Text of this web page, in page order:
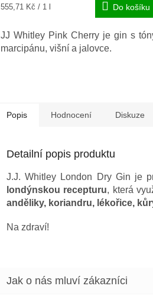
Měrná
555,71 Kč / 1 l Do košíku
JJ Whitley Pink Cherry je gin s
marcipánu, višní a jalovce.
Popis Hodnocení Diskuze
Detailní popis produktu
J.J. Whitley London Dry Gin je
londýnskou recepturu, která
anděliky, koriandru, lékořice,
Na zdraví!